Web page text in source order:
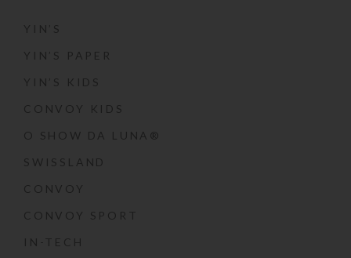
YIN’S
YIN’S PAPER
YIN’S KIDS
CONVOY KIDS
O SHOW DA LUNA®
SWISSLAND
CONVOY
CONVOY SPORT
IN-TECH